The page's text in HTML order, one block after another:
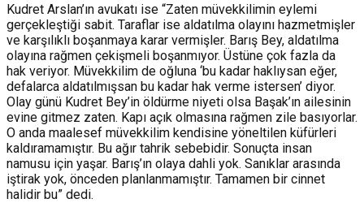
Kudret Arslan’ın avukatı ise “Zaten müvekkilimin eylemi
gerçekleştiği sabit. Taraflar ise aldatılma olayını hazmetmişler
ve karşılıklı boşanmaya karar vermişler. Barış Bey, aldatılma
olayına rağmen çekişmeli boşanmıyor. Üstüne çok fazla da
hak veriyor. Müvekkilim de oğluna ‘bu kadar haklıysan eğer,
defalarca aldatılmışsan bu kadar hak verme istersen’ diyor.
Olay günü Kudret Bey’in öldürme niyeti olsa Başak’ın ailesinin
evine gitmez zaten. Kapı açık olmasına rağmen zile basıyorlar.
O anda maalesef müvekkilim kendisine yöneltilen küfürleri
kaldıramamıştır. Bu ağır tahrik sebebidir. Sonuçta insan
namusu için yaşar. Barış’ın olaya dahli yok. Sanıklar arasında
iştirak yok, önceden planlanmamıştır. Tamamen bir cinnet
halidir bu” dedi.